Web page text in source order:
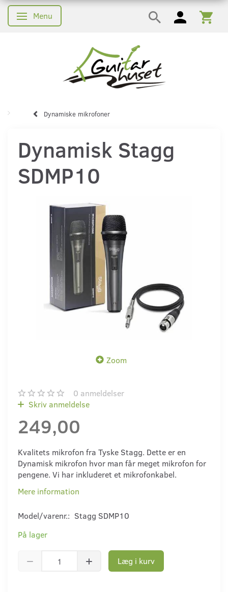
Skifte navigation
Menu
Dynamiske mikrofoner
Dynamisk Stagg
SDMP10
Zoom
0 anmeldelser
Skriv anmeldelse
249,00
Kvalitets mikrofon fra Tyske Stagg. Dette er en
Dynamisk mikrofon hvor man får meget mikrofon for
pengene. Vi har inkluderet et mikrofonkabel.
Mere information
Model/varenr.: Stagg SDMP10
På lager
Læg i kurv